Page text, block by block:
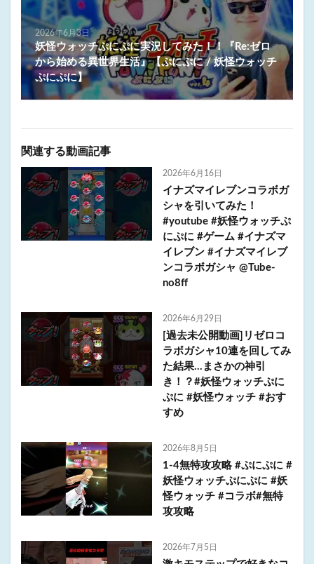
2026年6月3日
妖怪ウォッチぷにぷに実況してみた！！『Re:ゼロ
から始める異世界生活』【ぷにぷに / 妖怪ウォッチ
ぷにぷに】
関連する動画記事
2026年6月16日
イナズマイレブンコラボガ
シャを引いてみた！
#youtube #妖怪ウォッチぷ
にぷに #ゲーム #イナズマ
イレブン #イナズマイレブ
ンコラボガシャ @Tube-
no8ff
2026年6月29日
[過去未公開動画]リゼロコ
ラボガシャ10連を回してみ
た結果…まさかの神引
き！？#妖怪ウォッチぷに
ぷに #妖怪ウォッチ #おす
すめ
2026年8月5日
1-4無特攻攻略 #ぷにぷに #
妖怪ウォッチぷにぷに #妖
怪ウォッチ #コラボ#無特
攻攻略
2026年7月5日